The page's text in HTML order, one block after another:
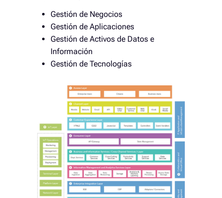
Gestión de Negocios
Gestión de Aplicaciones
Gestión de Activos de Datos e
Información
Gestión de Tecnologías